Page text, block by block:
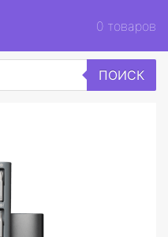
0 товаров
ПОИСК